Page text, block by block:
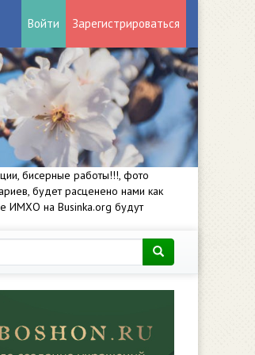
Войти Зарегистрироваться
бисерные работы!!!, фото
будет расценено нами как
ИМХО на Businka.org будут